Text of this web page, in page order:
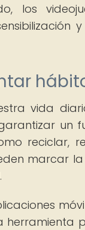
los
vida
un
reciclar,
marcar
herramienta